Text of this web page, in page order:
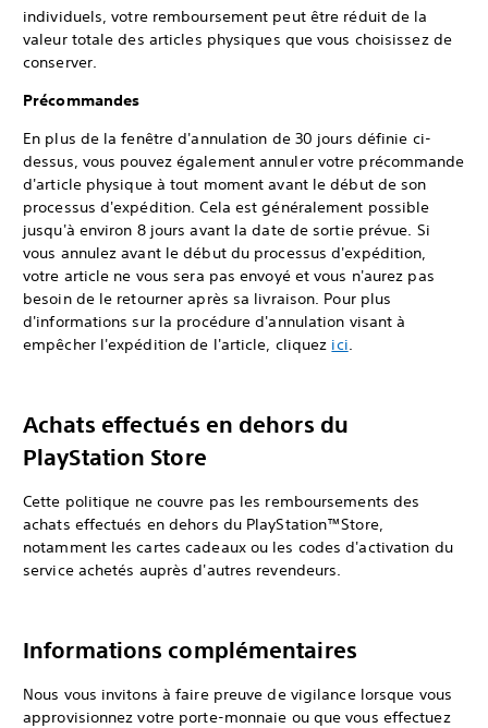
individuels, votre remboursement peut être réduit de la
valeur totale des articles physiques que vous choisissez de
conserver.
Précommandes
En plus de la fenêtre d'annulation de 30 jours définie ci-
dessus, vous pouvez également annuler votre précommande
d'article physique à tout moment avant le début de son
processus d'expédition. Cela est généralement possible
jusqu'à environ 8 jours avant la date de sortie prévue. Si
vous annulez avant le début du processus d'expédition,
votre article ne vous sera pas envoyé et vous n'aurez pas
besoin de le retourner après sa livraison. Pour plus
d'informations sur la procédure d'annulation visant à
empêcher l'expédition de l'article, cliquez ici.
Achats effectués en dehors du
PlayStation Store
Cette politique ne couvre pas les remboursements des
achats effectués en dehors du PlayStation™Store,
notamment les cartes cadeaux ou les codes d'activation du
service achetés auprès d'autres revendeurs.
Informations complémentaires
Nous vous invitons à faire preuve de vigilance lorsque vous
approvisionnez votre porte-monnaie ou que vous effectuez